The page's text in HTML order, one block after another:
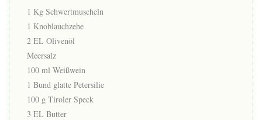
1 Kg Schwertmuscheln
1 Knoblauchzehe
2 EL Olivenöl
Meersalz
100 ml Weißwein
1 Bund glatte Petersilie
100 g Tiroler Speck
3 EL Butter